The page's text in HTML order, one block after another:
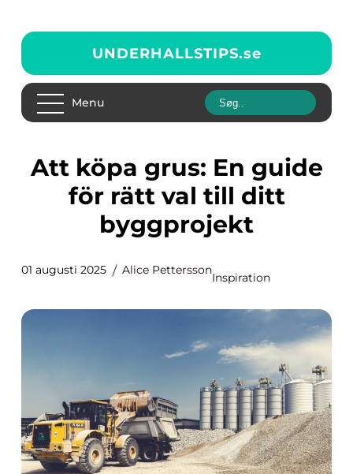
UNDERHALLSTIPS.se
Menu
Att köpa grus: En guide
för rätt val till ditt
byggprojekt
01 augusti 2025 Alice Pettersson
Inspiration